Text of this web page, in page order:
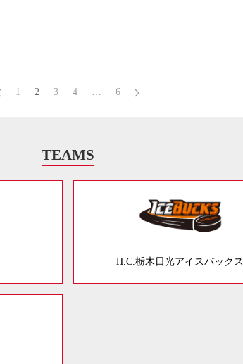
1 2 3 4 … 6
TEAMS
H.C.栃木日光アイスバックス